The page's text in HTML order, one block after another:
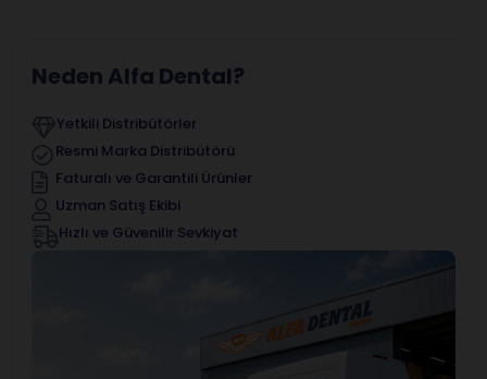
Neden Alfa Dental?
Yetkili Distribütörler
Resmi Marka Distribütörü
Faturalı ve Garantili Ürünler
Uzman Satış Ekibi
Hızlı ve Güvenilir Sevkiyat